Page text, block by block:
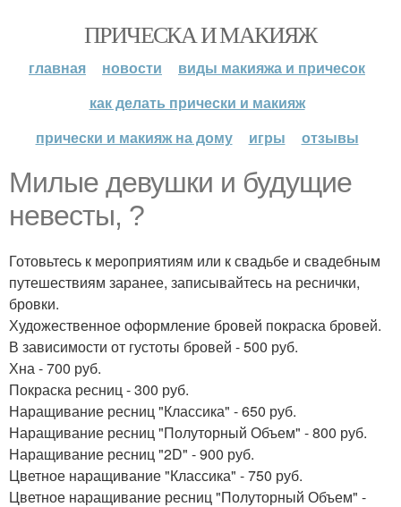
ПРИЧЕСКА И МАКИЯЖ
главная новости
виды макияжа и причесок
как делать прически и макияж
прически и макияж на дому
игры отзывы
Милые девушки и будущие
невесты, ?
Готовьтесь к мероприятиям или к свадьбе и свадебным
путешествиям заранее, записывайтесь на реснички,
бровки.
Художественное оформление бровей покраска бровей.
В зависимости от густоты бровей - 500 руб.
Хна - 700 руб.
Покраска ресниц - 300 руб.
Наращивание ресниц "Классика" - 650 руб.
Наращивание ресниц "Полуторный Объем" - 800 руб.
Наращивание ресниц "2D" - 900 руб.
Цветное наращивание "Классика" - 750 руб.
Цветное наращивание ресниц "Полуторный Объем" -